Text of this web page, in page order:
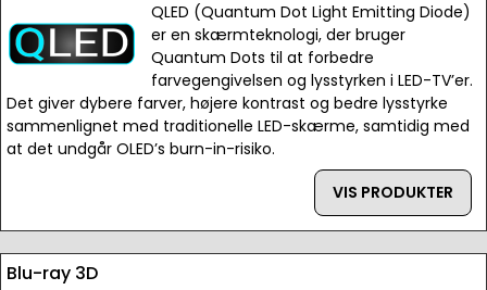
QLED (Quantum Dot Light Emitting Diode)
er en skærmteknologi, der bruger
Quantum Dots til at forbedre
farvegengivelsen og lysstyrken i LED-TV’er.
Det giver dybere farver, højere kontrast og bedre lysstyrke
sammenlignet med traditionelle LED-skærme, samtidig med
at det undgår OLED’s burn-in-risiko.
VIS PRODUKTER
Blu-ray 3D